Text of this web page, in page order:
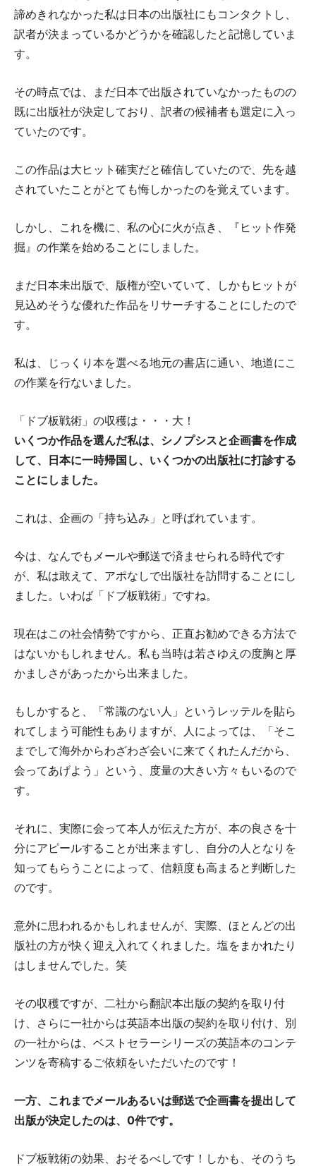
諦めきれなかった私は日本の出版社にもコンタクトし、
訳者が決まっているかどうかを確認したと記憶していま
す。
その時点では、まだ日本で出版されていなかったものの
既に出版社が決定しており、訳者の候補者も選定に入っ
ていたのです。
この作品は大ヒット確実だと確信していたので、先を越
されていたことがとても悔しかったのを覚えています。
しかし、これを機に、私の心に火が点き、『ヒット作発
掘』の作業を始めることにしました。
まだ日本未出版で、版権が空いていて、しかもヒットが
見込めそうな優れた作品をリサーチすることにしたので
す。
私は、じっくり本を選べる地元の書店に通い、地道にこ
の作業を行ないました。
「ドブ板戦術」の収穫は・・・大！
いくつか作品を選んだ私は、シノプシスと企画書を作成
して、日本に一時帰国し、いくつかの出版社に打診する
ことにしました。
これは、企画の「持ち込み」と呼ばれています。
今は、なんでもメールや郵送で済ませられる時代です
が、私は敢えて、アポなしで出版社を訪問することにし
ました。いわば「ドブ板戦術」ですね。
現在はこの社会情勢ですから、正直お勧めできる方法で
はないかもしれません。私も当時は若さゆえの度胸と厚
かましさがあったから出来ました。
もしかすると、「常識のない人」というレッテルを貼ら
れてしまう可能性もありますが、人によっては、「そこ
までして海外からわざわざ会いに来てくれたんだから、
会ってあげよう」という、度量の大きい方々もいるので
す。
それに、実際に会って本人が伝えた方が、本の良さを十
分にアピールすることが出来ますし、自分の人となりを
知ってもらうことによって、信頼度も高まると判断した
のです。
意外に思われるかもしれませんが、実際、ほとんどの出
版社の方が快く迎え入れてくれました。塩をまかれたり
はしませんでした。笑
その収穫ですが、二社から翻訳本出版の契約を取り付
け、さらに一社からは英語本出版の契約を取り付け、別
の一社からは、ベストセラーシリーズの英語本のコンテ
ンツを寄稿するご依頼をいただいたのです！
一方、これまでメールあるいは郵送で企画書を提出して
出版が決定したのは、0件です。
ドブ板戦術の効果、おそるべしです！しかも、そのうち